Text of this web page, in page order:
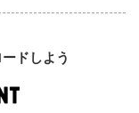
ドしよう